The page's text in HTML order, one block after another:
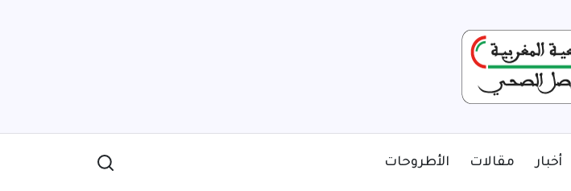
أخبار مقالات الأطروحات